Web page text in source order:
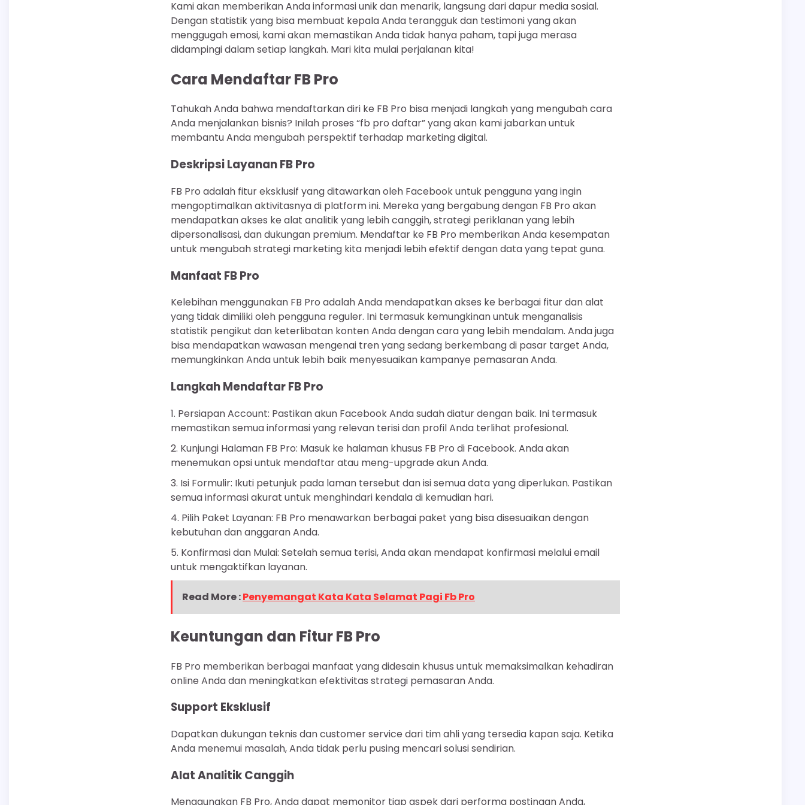
Kami akan memberikan Anda informasi unik dan menarik, langsung dari dapur media sosial.
Dengan statistik yang bisa membuat kepala Anda terangguk dan testimoni yang akan
menggugah emosi, kami akan memastikan Anda tidak hanya paham, tapi juga merasa
didampingi dalam setiap langkah. Mari kita mulai perjalanan kita!
Cara Mendaftar FB Pro
Tahukah Anda bahwa mendaftarkan diri ke FB Pro bisa menjadi langkah yang mengubah cara
Anda menjalankan bisnis? Inilah proses “fb pro daftar” yang akan kami jabarkan untuk
membantu Anda mengubah perspektif terhadap marketing digital.
Deskripsi Layanan FB Pro
FB Pro adalah fitur eksklusif yang ditawarkan oleh Facebook untuk pengguna yang ingin
mengoptimalkan aktivitasnya di platform ini. Mereka yang bergabung dengan FB Pro akan
mendapatkan akses ke alat analitik yang lebih canggih, strategi periklanan yang lebih
dipersonalisasi, dan dukungan premium. Mendaftar ke FB Pro memberikan Anda kesempatan
untuk mengubah strategi marketing kita menjadi lebih efektif dengan data yang tepat guna.
Manfaat FB Pro
Kelebihan menggunakan FB Pro adalah Anda mendapatkan akses ke berbagai fitur dan alat
yang tidak dimiliki oleh pengguna reguler. Ini termasuk kemungkinan untuk menganalisis
statistik pengikut dan keterlibatan konten Anda dengan cara yang lebih mendalam. Anda juga
bisa mendapatkan wawasan mengenai tren yang sedang berkembang di pasar target Anda,
memungkinkan Anda untuk lebih baik menyesuaikan kampanye pemasaran Anda.
Langkah Mendaftar FB Pro
1. Persiapan Account: Pastikan akun Facebook Anda sudah diatur dengan baik. Ini termasuk
memastikan semua informasi yang relevan terisi dan profil Anda terlihat profesional.
2. Kunjungi Halaman FB Pro: Masuk ke halaman khusus FB Pro di Facebook. Anda akan
menemukan opsi untuk mendaftar atau meng-upgrade akun Anda.
3. Isi Formulir: Ikuti petunjuk pada laman tersebut dan isi semua data yang diperlukan. Pastikan
semua informasi akurat untuk menghindari kendala di kemudian hari.
4. Pilih Paket Layanan: FB Pro menawarkan berbagai paket yang bisa disesuaikan dengan
kebutuhan dan anggaran Anda.
5. Konfirmasi dan Mulai: Setelah semua terisi, Anda akan mendapat konfirmasi melalui email
untuk mengaktifkan layanan.
Read More :Penyemangat Kata Kata Selamat Pagi Fb Pro
Keuntungan dan Fitur FB Pro
FB Pro memberikan berbagai manfaat yang didesain khusus untuk memaksimalkan kehadiran
online Anda dan meningkatkan efektivitas strategi pemasaran Anda.
Support Eksklusif
Dapatkan dukungan teknis dan customer service dari tim ahli yang tersedia kapan saja. Ketika
Anda menemui masalah, Anda tidak perlu pusing mencari solusi sendirian.
Alat Analitik Canggih
Menggunakan FB Pro, Anda dapat memonitor tiap aspek dari performa postingan Anda,